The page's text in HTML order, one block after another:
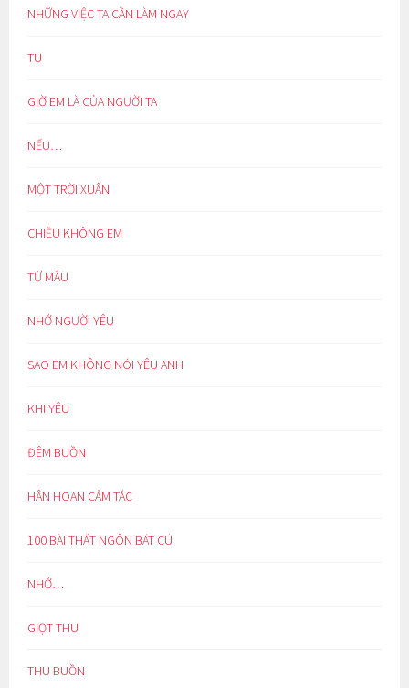
NHỮNG VIỆC TA CẦN LÀM NGAY
TU
GIỜ EM LÀ CỦA NGƯỜI TA
NẾU…
MỘT TRỜI XUÂN
CHIỀU KHÔNG EM
TỪ MẪU
NHỚ NGƯỜI YÊU
SAO EM KHÔNG NÓI YÊU ANH
KHI YÊU
ĐÊM BUỒN
HÂN HOAN CẢM TÁC
100 BÀI THẤT NGÔN BÁT CÚ
NHỚ…
GIỌT THU
THU BUỒN